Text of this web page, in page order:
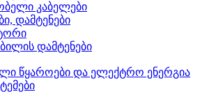
კაბელები
დამტენები
დამტენები
წყაროები და ელექტრო ენერგია